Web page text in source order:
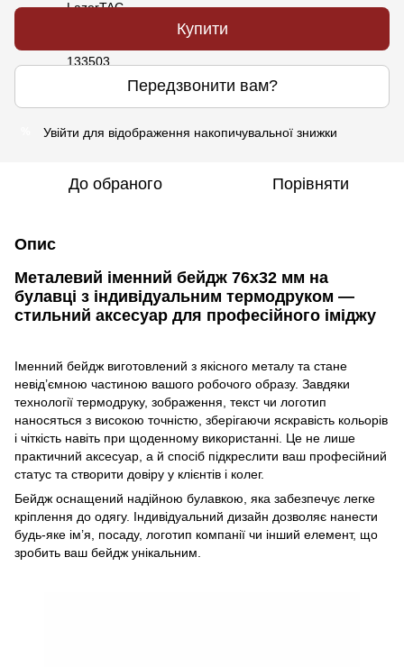
Купити
Передзвонити вам?
Увійти для відображення накопичувальної знижки
До обраного Порівняти
Опис
Металевий іменний бейдж 76х32 мм на
булавці з індивідуальним термодруком —
стильний аксесуар для професійного іміджу
Іменний бейдж виготовлений з якісного металу та стане
невід’ємною частиною вашого робочого образу. Завдяки
технології термодруку, зображення, текст чи логотип
наносяться з високою точністю, зберігаючи яскравість кольорів
і чіткість навіть при щоденному використанні. Це не лише
практичний аксесуар, а й спосіб підкреслити ваш професійний
статус та створити довіру у клієнтів і колег.
Бейдж оснащений надійною булавкою, яка забезпечує легке
кріплення до одягу. Індивідуальний дизайн дозволяє нанести
будь-яке ім’я, посаду, логотип компанії чи інший елемент, що
зробить ваш бейдж унікальним.